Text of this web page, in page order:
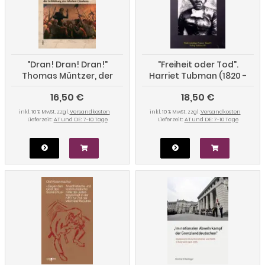
"Dran! Dran! Dran!"
Thomas Müntzer, der
Bauernkrieg und die
Entblößung des falschen
Glaubens
16,50 €
inkl. 10 % MwSt. zzgl.Versandkosten
Lieferzeit: AT und DE: 7-10 Tage
"Freiheit oder Tod".
Harriet Tubman (1820 -
1913), Afroamerikanische
Freiheitskämpferin
18,50 €
inkl. 10 % MwSt. zzgl.Versandkosten
Lieferzeit: AT und DE: 7-10 Tage